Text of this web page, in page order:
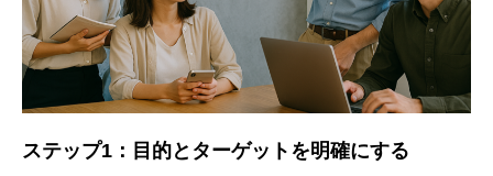
ステップ1：目的とターゲットを明確にする